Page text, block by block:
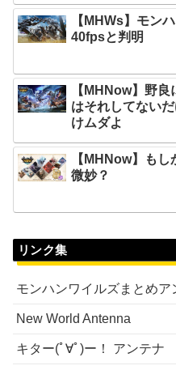
【MHWs】モン
40fpsと判明
【MHNow】野
はそれしてない
けムダよ
【MHNow】も
微妙？
リンク集
モンハンワイルズまとめア
New World Antenna
キター(ﾟ∀ﾟ)ー！ アンテナ